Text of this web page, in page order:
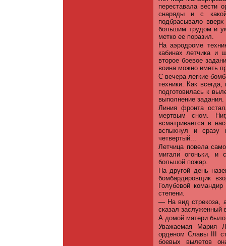
переставала вести
снаряды и с
подбрасывало
большим трудом и
метко ее поразил.
На аэродроме
кабинах летчика и
второе боевое
воина можно иметь
С вечера легкие
техники. Как
подготовилась к
выполнение задания.
Линия фронта
мертвым сном.
всматривается в
вспыхнул и сразу
четвертый...
Летчица повела
мигали огоньки, и
большой пожар.
На другой день
бомбардировщик
Голубевой
степени.
— На вид стрекоза,
сказал заслуженный
А домой матери
Уважаемая Мария
орденом Славы III
боевых вылетов